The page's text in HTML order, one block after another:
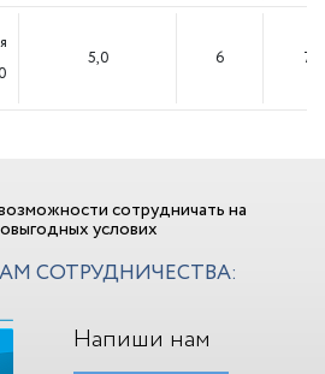
5,0 6 7,5
сотрудничать на
услових
СОТРУДНИЧЕСТВА:
Напиши нам